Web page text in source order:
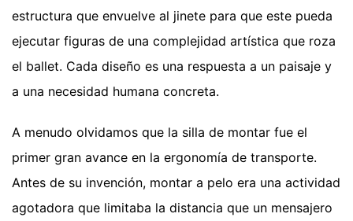
estructura que envuelve al jinete para que este pueda
ejecutar figuras de una complejidad artística que roza
el ballet. Cada diseño es una respuesta a un paisaje y
a una necesidad humana concreta.
A menudo olvidamos que la silla de montar fue el
primer gran avance en la ergonomía de transporte.
Antes de su invención, montar a pelo era una actividad
agotadora que limitaba la distancia que un mensajero